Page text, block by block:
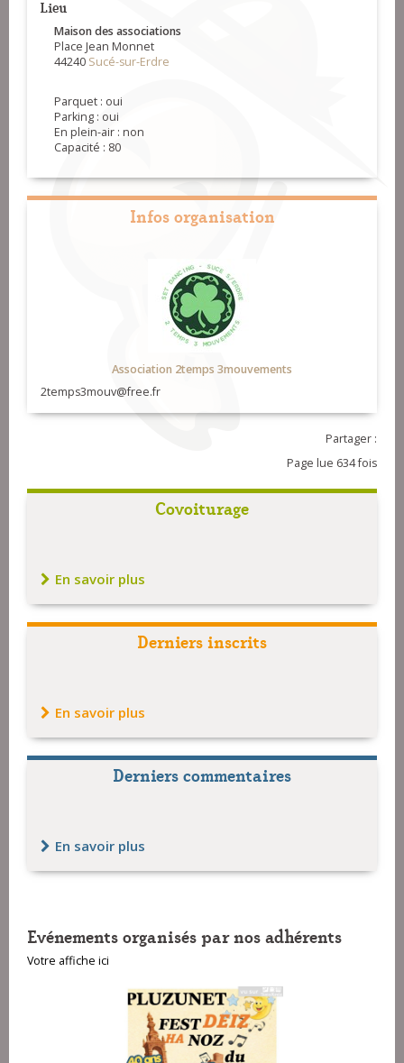
Lieu
Maison des associations
Place Jean Monnet
44240 Sucé-sur-Erdre
Parquet : oui
Parking : oui
En plein-air : non
Capacité : 80
Infos organisation
Association 2temps 3mouvements
2temps3mouv@free.fr
Partager :
Page lue 634 fois
Covoiturage
En savoir plus
Derniers inscrits
En savoir plus
Derniers commentaires
En savoir plus
Evénements organisés par nos adhérents
Votre affiche ici